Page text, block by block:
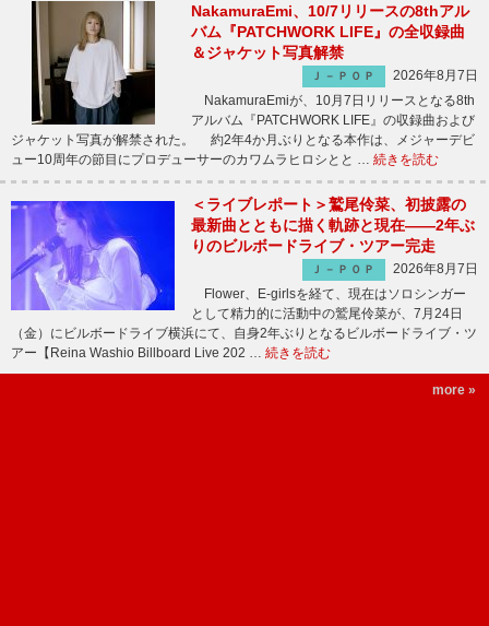
NakamuraEmi、10/7リリースの8thアル
バム『PATCHWORK LIFE』の全収録曲
＆ジャケット写真解禁
Ｊ－ＰＯＰ
2026年8月7日
NakamuraEmiが、10月7日リリースとなる8th
アルバム『PATCHWORK LIFE』の収録曲および
ジャケット写真が解禁された。 約2年4か月ぶりとなる本作は、メジャーデビ
ュー10周年の節目にプロデューサーのカワムラヒロシとと … 続きを読む
＜ライブレポート＞鷲尾伶菜、初披露の
最新曲とともに描く軌跡と現在――2年ぶ
りのビルボードライブ・ツアー完走
Ｊ－ＰＯＰ
2026年8月7日
Flower、E-girlsを経て、現在はソロシンガー
として精力的に活動中の鷲尾伶菜が、7月24日
（金）にビルボードライブ横浜にて、自身2年ぶりとなるビルボードライブ・ツ
アー【Reina Washio Billboard Live 202 … 続きを読む
more »